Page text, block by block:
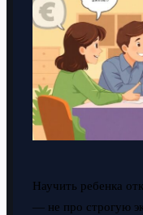
Научить ребенка
— не про строгую